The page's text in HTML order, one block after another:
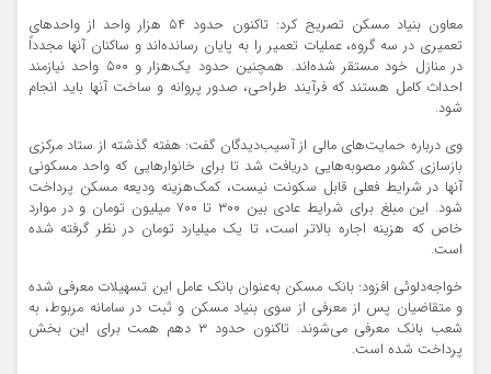
معاون بنیاد مسکن تصریح کرد: تاکنون حدود ۵۴ هزار واحد از واحدهای
تعمیری در سه گروه، عملیات تعمیر را به پایان رسانده‌اند و ساکنان آنها مجدداً
در منازل خود مستقر شده‌اند. همچنین حدود یک‌هزار و ۵۰۰ واحد نیازمند
احداث کامل هستند که فرآیند طراحی، صدور پروانه و ساخت آنها باید انجام
شود.
وی درباره حمایت‌های مالی از آسیب‌دیدگان گفت: هفته گذشته از ستاد مرکزی
بازسازی کشور مصوبه‌هایی دریافت شد تا برای خانوارهایی که واحد مسکونی
آنها در شرایط فعلی قابل سکونت نیست، کمک‌هزینه ودیعه مسکن پرداخت
شود. این مبلغ برای شرایط عادی بین ۳۰۰ تا ۷۰۰ میلیون تومان و در موارد
خاص که هزینه اجاره بالاتر است، تا یک میلیارد تومان در نظر گرفته شده
است.
خواجه‌دلوئی افزود: بانک مسکن به‌عنوان بانک عامل این تسهیلات معرفی شده
و متقاضیان پس از معرفی از سوی بنیاد مسکن و ثبت در سامانه مربوط، به
شعب بانک معرفی می‌شوند. تاکنون حدود ۳ دهم همت برای این بخش
پرداخت شده است.